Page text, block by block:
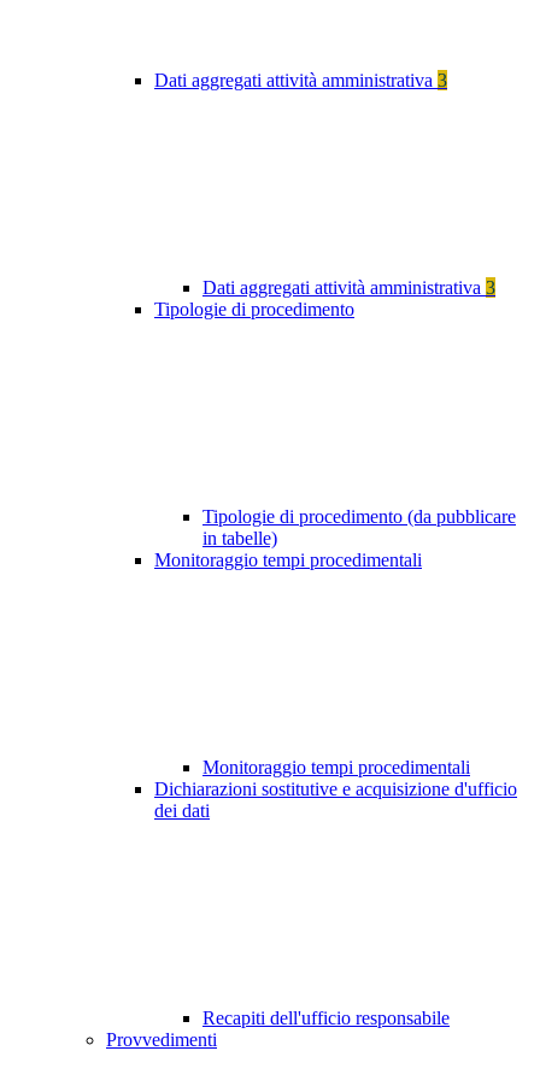
Dati aggregati attività amministrativa 3
Dati aggregati attività amministrativa 3
Tipologie di procedimento
Tipologie di procedimento (da pubblicare
in tabelle)
Monitoraggio tempi procedimentali
Monitoraggio tempi procedimentali
Dichiarazioni sostitutive e acquisizione d'ufficio
dei dati
Recapiti dell'ufficio responsabile
Provvedimenti